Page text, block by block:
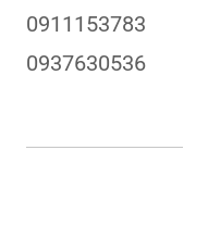
0911153783
0937630536